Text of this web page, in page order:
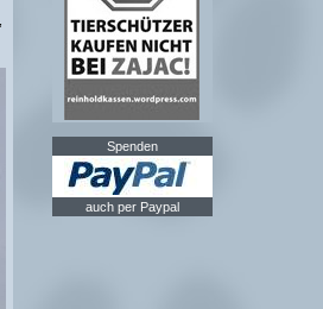
Spenden
auch per Paypal